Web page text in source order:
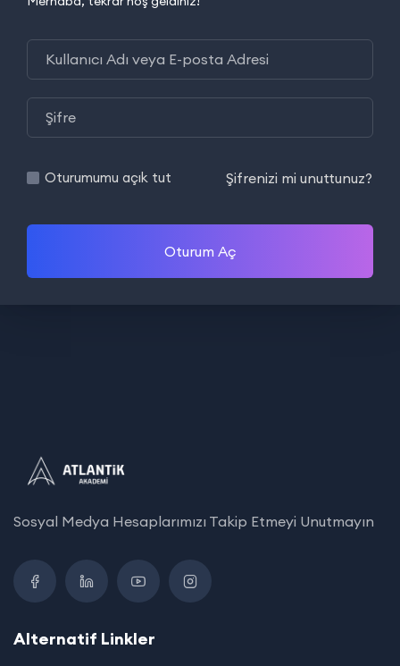
Oturumumu açık tut Şifrenizi mi unuttunuz?
Oturum Aç
Sosyal Medya Hesaplarımızı Takip Etmeyi Unutmayın
Alternatif Linkler